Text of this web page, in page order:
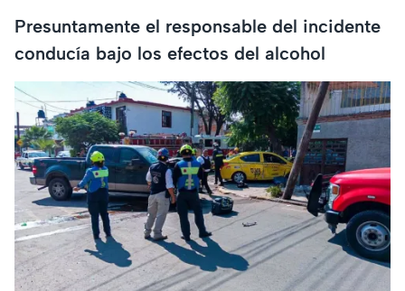
Presuntamente el responsable del incidente
conducía bajo los efectos del alcohol